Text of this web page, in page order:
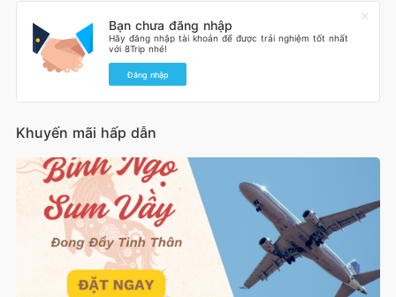
Bạn chưa đăng nhập
Hãy đăng nhập tài khoản để được trải nghiệm tốt nhất
với 8Trip nhé!
Đăng nhập
Khuyến mãi hấp dẫn